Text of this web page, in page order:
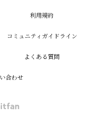
利用規約
コミュニティガイドライン
よくある質問
合わせ